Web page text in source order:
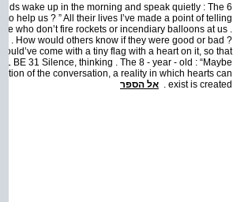
wake up in the morning and speak quietly : The 6
help us ? ” All their lives I’ve made a point of telling
who don’t fire rockets or incendiary balloons at us .
. How would others know if they were good or bad ?
come with a tiny flag with a heart on it, so that
BE 31 Silence, thinking . The 8 - year - old : “Maybe
of the conversation, a reality in which hearts can
exist is created .
אל הספר